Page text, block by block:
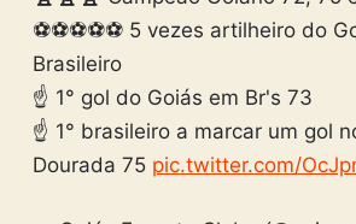
⚽⚽⚽⚽⚽ 5 vezes artilheiro do
Brasileiro
☝️ 1° gol do Goiás em Br's 73
☝️ 1° brasileiro a marcar um gol
Dourada 75 pic.twitter.com/